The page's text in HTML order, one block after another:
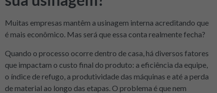
Muitas empresas mantêm a usinagem interna acreditando que
é mais econômico. Mas será que essa conta realmente fecha?
Quando o processo ocorre dentro de casa, há diversos fatores
que impactam o custo final do produto: a eficiência da equipe,
o índice de refugo, a produtividade das máquinas e até a perda
de material ao longo das etapas. O problema é que nem